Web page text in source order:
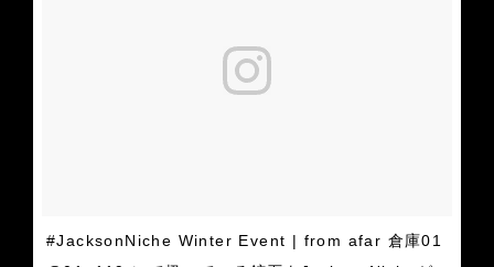
#JacksonNiche Winter Event | from afar 倉庫01